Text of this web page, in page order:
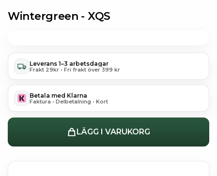
Wintergreen - XQS
Leverans 1–3 arbetsdagar
Frakt 29kr • Fri frakt över 399 kr
Betala med Klarna
Faktura • Delbetalning • Kort
LÄGG I VARUKORG